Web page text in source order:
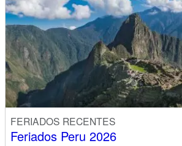
FERIADOS RECENTES
Feriados Peru 2026